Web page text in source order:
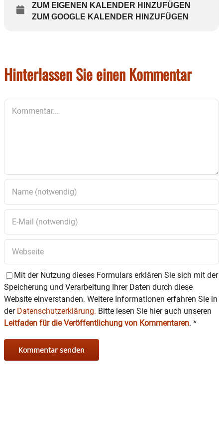
Foto: Tilman Boehlkau
ZUM EIGENEN KALENDER HINZUFÜGEN
ZUM GOOGLE KALENDER HINZUFÜGEN
Hinterlassen Sie einen Kommentar
Mit der Nutzung dieses Formulars erklären Sie sich mit der
Speicherung und Verarbeitung Ihrer Daten durch diese
Website einverstanden. Weitere Informationen erfahren Sie in
der Datenschutzerklärung. Bitte lesen Sie hier auch unseren
Leitfaden für die Veröffentlichung von Kommentaren. *